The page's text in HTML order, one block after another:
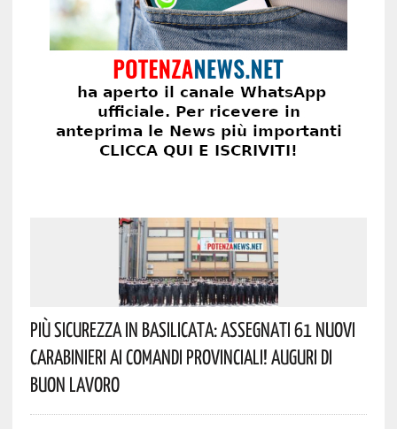
Più Sicurezza In Basilicata: Assegnati 61 Nuovi
Carabinieri Ai Comandi Provinciali! Auguri Di
Buon Lavoro